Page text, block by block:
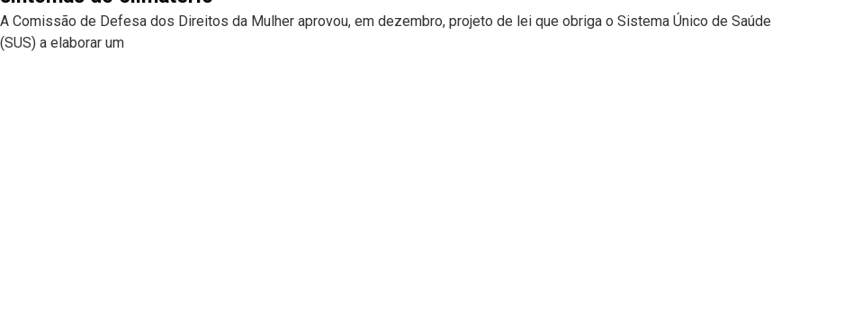
A Comissão de Defesa dos Direitos da Mulher aprovou, em dezembro, projeto de lei que obriga o Sistema Único de Saúde
(SUS) a elaborar um